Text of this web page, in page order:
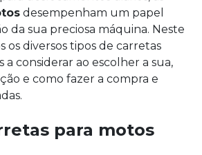
desempenham um papel
da sua preciosa máquina. Neste
os diversos tipos de carretas
a considerar ao escolher a sua,
e como fazer a compra e
para motos